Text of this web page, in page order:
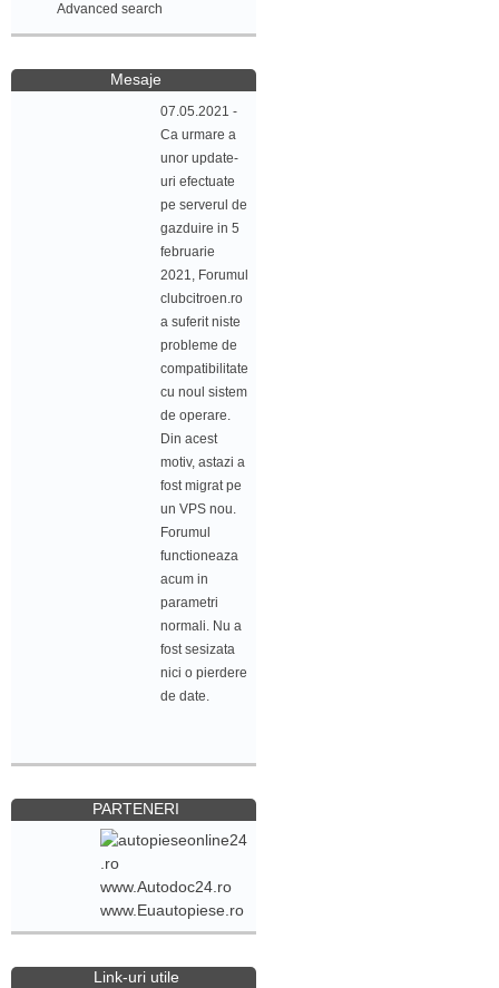
Advanced search
Mesaje
07.05.2021 -
Ca urmare a
unor update-
uri efectuate
pe serverul de
gazduire in 5
februarie
2021, Forumul
clubcitroen.ro
a suferit niste
probleme de
compatibilitate
cu noul sistem
de operare.
Din acest
motiv, astazi a
fost migrat pe
un VPS nou.
Forumul
functioneaza
acum in
parametri
normali. Nu a
fost sesizata
nici o pierdere
de date.
PARTENERI
www.Autodoc24.ro
www.Euautopiese.ro
Link-uri utile